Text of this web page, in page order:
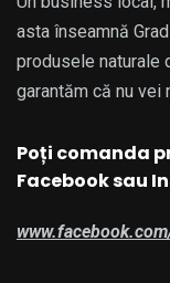
asta înseamnă
produsele naturale
garantăm că nu vei
Poți comanda
Facebook sau